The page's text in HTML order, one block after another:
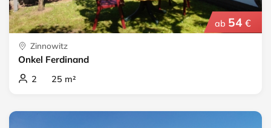
ab 54 €
Zinnowitz
Onkel Ferdinand
2 25 m²